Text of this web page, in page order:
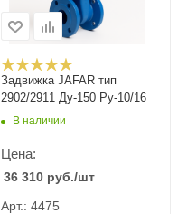
Задвижка JAFAR тип
2902/2911 Ду-150 Ру-10/16
В наличии
Цена:
36 310 руб./шт
Арт.: 4475